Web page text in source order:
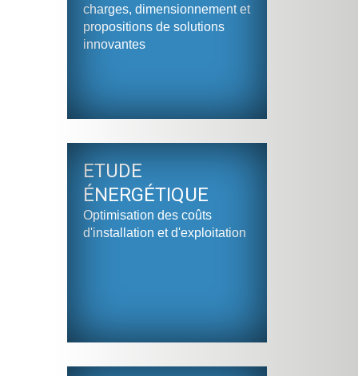
charges, dimensionnement et
propositions de solutions
innovantes
ETUDE
ÉNERGÉTIQUE
Optimisation des coûts
d'installation et d'exploitation